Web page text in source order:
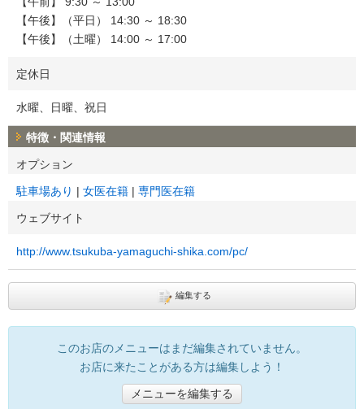
【午後】（平日） 14:30 ～ 18:30
【午後】（土曜） 14:00 ～ 17:00
定休日
水曜、日曜、祝日
特徴・関連情報
オプション
駐車場あり 女医在籍 専門医在籍
ウェブサイト
http://www.tsukuba-yamaguchi-shika.com/pc/
編集する
このお店のメニューはまだ編集されていません。
お店に来たことがある方は編集しよう！
メニューを編集する